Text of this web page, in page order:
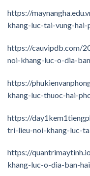
https://
khang-luc-tai-vung-hai-
https://cauvipdb.com/
noi-khang-luc-o-dia-
https://
khang-luc-thuoc-hai-
https://
tri-lieu-noi-khang-luc-
https://
khang-luc-o-dia-ban-